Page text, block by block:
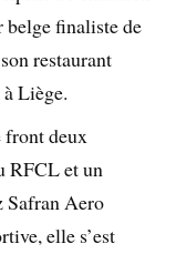
finaliste de
restaurant
Liège.
front deux
RFCL et un
Safran Aero
elle s’est